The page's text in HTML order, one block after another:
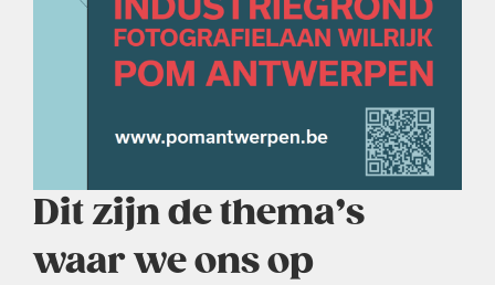
Dit zijn de thema’s
waar we ons op